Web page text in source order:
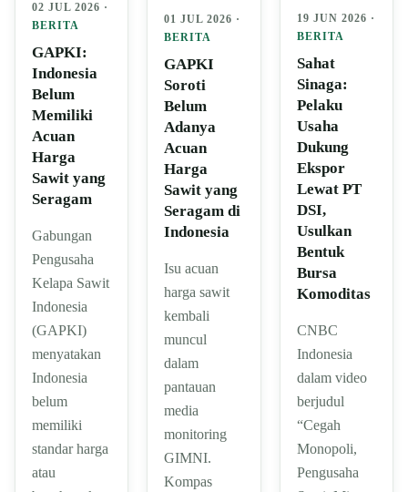
02 JUL 2026 ·
BERITA
GAPKI:
Indonesia
Belum
Memiliki
Acuan
Harga
Sawit yang
Seragam
Gabungan
Pengusaha
Kelapa Sawit
Indonesia
(GAPKI)
menyatakan
Indonesia
belum
memiliki
standar harga
atau
01 JUL 2026 ·
BERITA
GAPKI
Soroti
Belum
Adanya
Acuan
Harga
Sawit yang
Seragam di
Indonesia
Isu acuan
harga sawit
kembali
muncul
dalam
pantauan
media
monitoring
GIMNI.
Kompas
19 JUN 2026 ·
BERITA
Sahat
Sinaga:
Pelaku
Usaha
Dukung
Ekspor
Lewat PT
DSI,
Usulkan
Bentuk
Bursa
Komoditas
CNBC
Indonesia
dalam video
berjudul
“Cegah
Monopoli,
Pengusaha